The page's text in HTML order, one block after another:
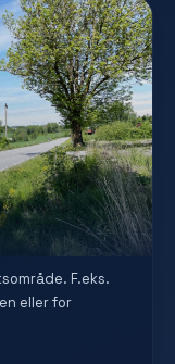
F.eks.
eller for